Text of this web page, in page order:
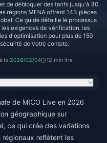
de débloquer des tarifs jusqu'à 30
régions MENA offrent 143 pièces
Ce guide détaille le processus
exigences de vérification, les
d'optimisation pour plus de 150
de votre compte.
le:2026/02/04 12 min lire
de MICO Live en 2026
géographique sur
ce qui crée des variations
reflètent les